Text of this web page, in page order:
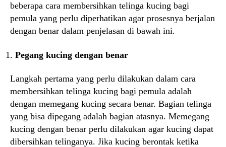
beberapa cara membersihkan telinga kucing bagi
pemula yang perlu diperhatikan agar prosesnya berjalan
dengan benar dalam penjelasan di bawah ini.
Pegang kucing dengan benar
Langkah pertama yang perlu dilakukan dalam cara
membersihkan telinga kucing bagi pemula adalah
dengan memegang kucing secara benar. Bagian telinga
yang bisa dipegang adalah bagian atasnya. Memegang
kucing dengan benar perlu dilakukan agar kucing dapat
dibersihkan telinganya. Jika kucing berontak ketika